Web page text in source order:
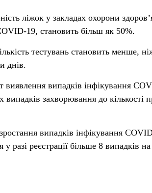
ліжок у закладах охорони
19, становить більш як 50%.
тестувань становить менше,
днів.
виявлення випадків інфікування
випадків захворювання до кількості
випадків інфікування
у разі реєстрації більше 8 випадків